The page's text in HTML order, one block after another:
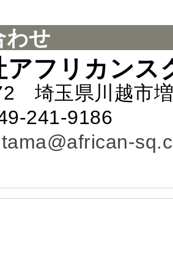
わせ
アフリカンス
埼玉県川越市
049-241-